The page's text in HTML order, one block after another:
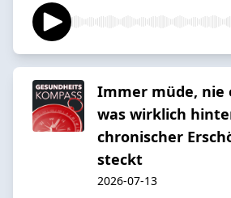
Immer müde, nie
was wirklich
chronischer
steckt
2026-07-13